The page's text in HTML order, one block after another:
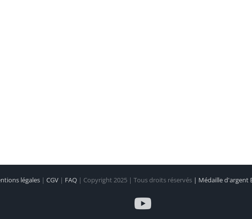
légales | CGV | FAQ | Copyright 2025 | Tous droits réservés | Médaille d'argent